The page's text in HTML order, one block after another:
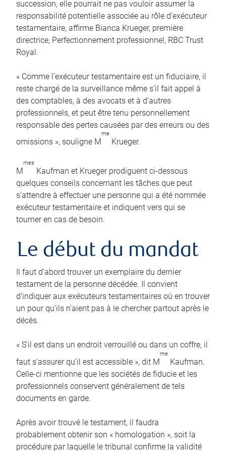
succession, elle pourrait ne pas vouloir assumer la
responsabilité potentielle associée au rôle d’exécuteur
testamentaire, affirme Bianca Krueger, première
directrice, Perfectionnement professionnel, RBC Trust
Royal.
« Comme l’exécuteur testamentaire est un fiduciaire, il
reste chargé de la surveillance même s’il fait appel à
des comptables, à des avocats et à d’autres
professionnels, et peut être tenu personnellement
responsable des pertes causées par des erreurs ou des
omissions », souligne M
me
Krueger.
M
mes
Kaufman et Krueger prodiguent ci-dessous
quelques conseils concernant les tâches que peut
s’attendre à effectuer une personne qui a été nommée
exécuteur testamentaire et indiquent vers qui se
tourner en cas de besoin.
Le début du mandat
Il faut d’abord trouver un exemplaire du dernier
testament de la personne décédée. Il convient
d’indiquer aux exécuteurs testamentaires où en trouver
un pour qu’ils n’aient pas à le chercher partout après le
décès.
« S’il est dans un endroit verrouillé ou dans un coffre, il
faut s’assurer qu’il est accessible », dit M
me
Kaufman.
Celle-ci mentionne que les sociétés de fiducie et les
professionnels conservent généralement de tels
documents en garde.
Après avoir trouvé le testament, il faudra
probablement obtenir son « homologation », soit la
procédure par laquelle le tribunal confirme la validité